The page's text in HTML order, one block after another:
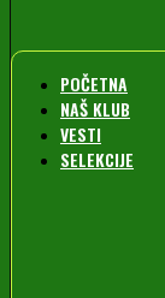
POČETNA
NAŠ KLUB
VESTI
SELEKCIJE